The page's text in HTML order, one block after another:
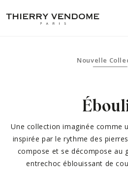
Nouvelle
Une collection imaginée comme
inspirée par le rythme des
compose et se décompose au
entrechoc éblouissant de